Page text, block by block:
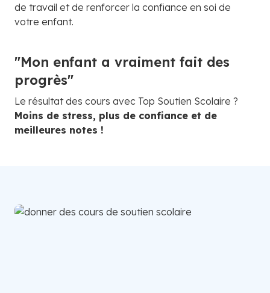
de travail et de renforcer la confiance en soi de
votre enfant.
"Mon enfant a vraiment fait des
progrès"
Le résultat des cours avec Top Soutien Scolaire ?
Moins de stress, plus de confiance et de
meilleures notes !